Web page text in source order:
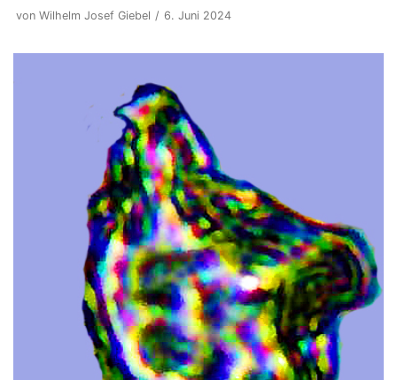
von Wilhelm Josef Giebel 6. Juni 2024